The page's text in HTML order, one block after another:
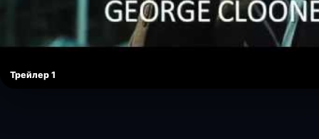
Трейлер 1